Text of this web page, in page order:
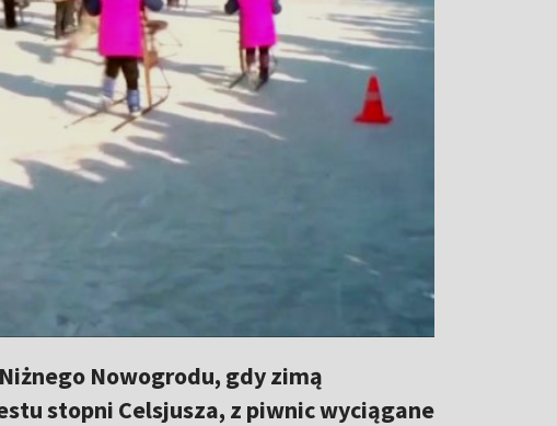
Nowogrodu, gdy zimą
stopni Celsjusza, z piwnic wyciągane